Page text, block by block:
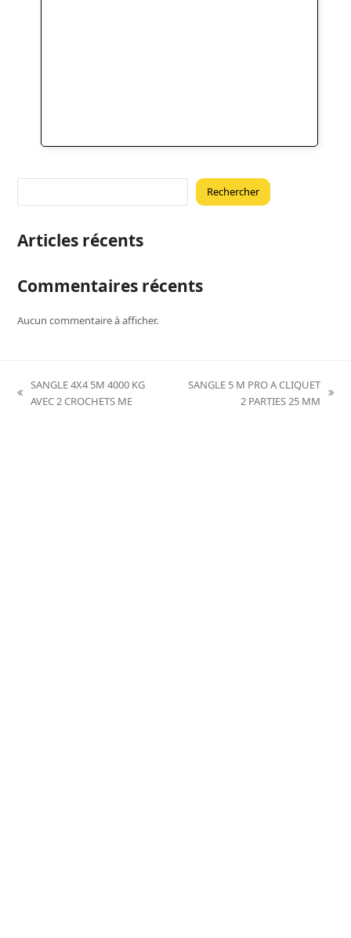
Rechercher
Articles récents
Commentaires récents
Aucun commentaire à afficher.
previous
SANGLE 4X4 5M 4000 KG
AVEC 2 CROCHETS ME
SANGLE 5 M PRO A CLIQUET
2 PARTIES 25 MM